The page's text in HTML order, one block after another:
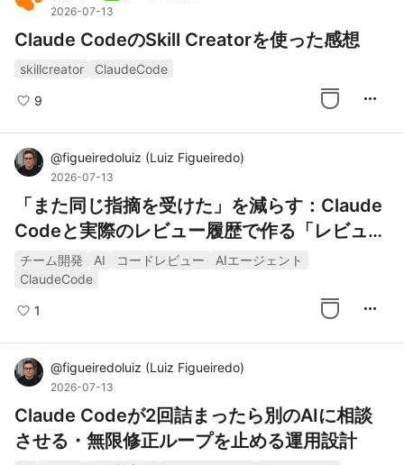
2026-07-13
Claude CodeのSkill Creatorを使った感想
skillcreator ClaudeCode
9 more_horiz
@figueiredoluiz (Luiz Figueiredo)
2026-07-13
「また同じ指摘を受けた」を減らす：Claude
Codeと実際のレビュー履歴で作る「レビュー
番人」
チーム開発 AI コードレビュー
AIエージェント
ClaudeCode
1 more_horiz
@figueiredoluiz (Luiz Figueiredo)
2026-07-13
Claude Codeが2回詰まったら別のAIに相談
させる・無限修正ループを止める運用設計